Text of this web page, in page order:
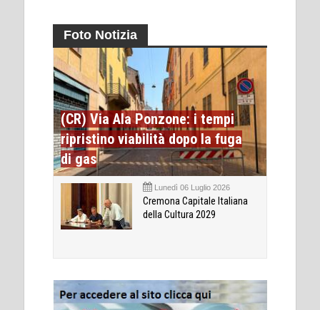
Foto Notizia
(CR) Via Ala Ponzone: i tempi
ripristino viabilità dopo la fuga
di gas
Lunedì 06 Luglio 2026
Cremona Capitale Italiana
della Cultura 2029